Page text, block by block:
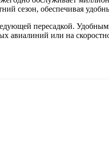
сезон, обеспечивая
пересадкой.
авиалиний или на